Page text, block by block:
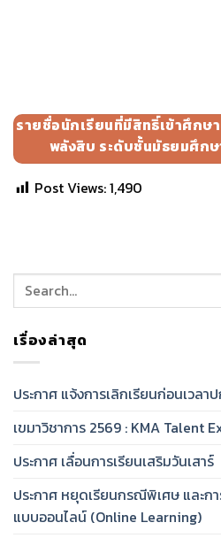
รายชื่อนักเรียนที่มีสิทธิ์เข้าศึกษ
พลังสิบ ระดับชั้นมัธยมศึกษ
Post Views:1,490
เรื่องล่าสุด
ประกาศ แจ้งการเลิกเรียนก่อนเวลา
เขมาวิชาการ 2569 : KMA Talent
ประกาศ เลื่อนการเรียนเสริมวันเสาร์
ประกาศ หยุดเรียนกรณีพิเศษ และก
แบบออนไลน์ (Online Learning)